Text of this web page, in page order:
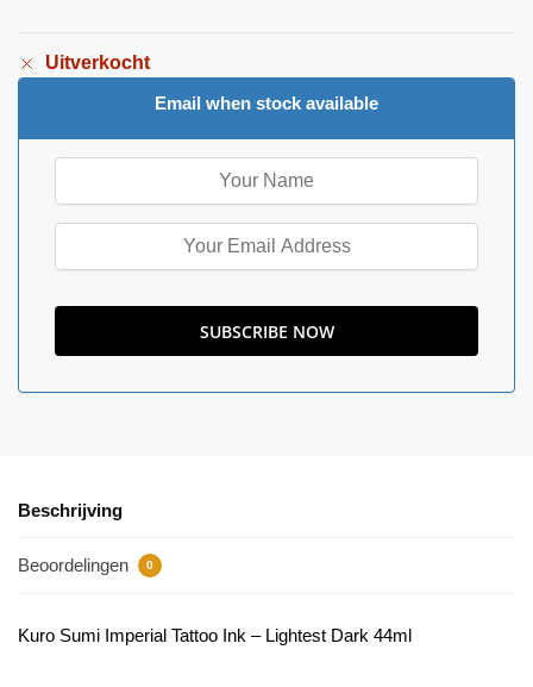
Uitverkocht
Email when stock available
Beschrijving
Beoordelingen 0
Kuro Sumi Imperial Tattoo Ink – Lightest Dark 44ml